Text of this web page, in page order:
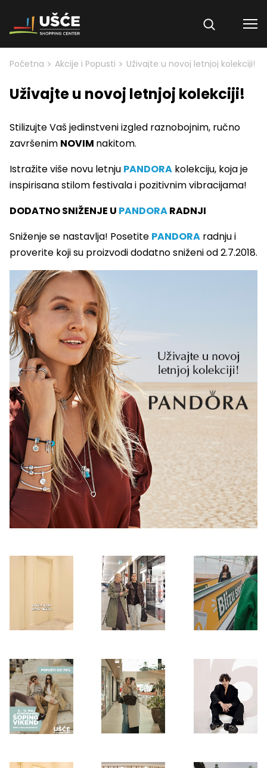
Skip to content
Početna > Akcije i Popusti > Uživajte u novoj letnjoj kolekciji!
Uživajte u novoj letnjoj kolekciji!
Stilizujte Vaš jedinstveni izgled raznobojnim, ručno
završenim NOVIM nakitom.
Istražite više novu letnju PANDORA kolekciju, koja je
inspirisana stilom festivala i pozitivnim vibracijama!
DODATNO SNIŽENJE U PANDORARADNJI
Sniženje se nastavlja! Posetite PANDORA radnju i
proverite koji su proizvodi dodatno sniženi od 2.7.2018.